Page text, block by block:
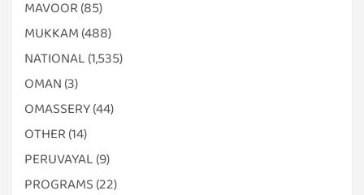
MAVOOR (85)
MUKKAM (488)
NATIONAL (1,535)
OMAN (3)
OMASSERY(44)
OTHER (14)
PERUVAYAL (9)
PROGRAMS (22)